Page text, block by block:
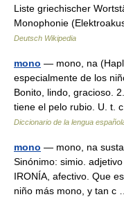
Liste griechischer
Monophonie
Deutsch Wikipedia
mono — mono, na
especialmente de los
Bonito, lindo, gracioso.
tiene el pelo rubio. U. t.
Diccionario de la lengua
mono — mono, na
Sinónimo: simio.
IRONÍA, afectivo. Que
niño más mono, y tan